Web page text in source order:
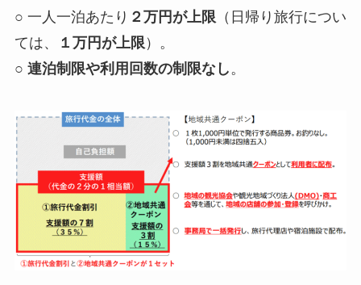
○ 一人一泊あたり ２万円が上限 （日帰り旅行につい
ては、
１万円が上限 ）。
○ 連泊制限や利用回数の制限なし 。